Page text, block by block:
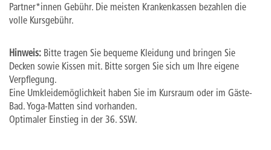
Partner*innen Gebühr. Die meisten Krankenkassen bezahlen die
volle Kursgebühr.
Hinweis: Bitte tragen Sie bequeme Kleidung und bringen Sie
Decken sowie Kissen mit. Bitte sorgen Sie sich um Ihre eigene
Verpflegung.
Eine Umkleidemöglichkeit haben Sie im Kursraum oder im Gäste-
Bad. Yoga-Matten sind vorhanden.
Optimaler Einstieg in der 36. SSW.